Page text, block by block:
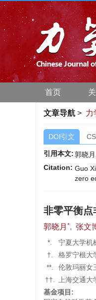
首页
文章导航 > 力
DOI引文
引用本文:郭晓
Citation: Guo
zero
非零平衡点
郭晓月 *, 张文
*.
宁夏大学机
†.
格罗宁根大
**.
伦敦玛丽女
††.
上海交通
基金项目: